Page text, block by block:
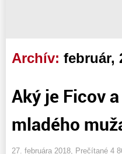
Archív: február,
Aký je Ficov
mladého
27. februára 2018, Prečítané 4